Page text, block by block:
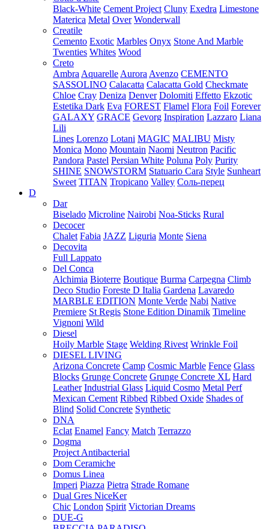
Black-White Cement Project Cluny Exedra Limestone
Materica Metal Over Wonderwall
Creatile
Cemento Exotic Marbles Onyx Stone And Marble
Twenties Whites Wood
Creto
Ambra Aquarelle Aurora Avenzo CEMENTO
SASSOLINO Calacatta Calacatta Gold Checkmate
Chloe Cray Deniza Denver Dolomiti Effetto Ekzotic
Estetika Dark Eva FOREST Flamel Flora Foil Forever
GALAXY GRACE Gevorg Inspiration Lazzaro Liana
Lili
Lines Lorenzo Lotani MAGIC MALIBU Misty
Monica Mono Mountain Naomi Neutron Pacific
Pandora Pastel Persian White Poluna Poly Purity
SHINE SNOWSTORM Statuario Cara Style Sunheart
Sweet TITAN Tropicano Valley Соль-перец
D
Dar
Biselado Microline Nairobi Noa-Sticks Rural
Decocer
Chalet Fabia JAZZ Liguria Monte Siena
Decovita
Full Lappato
Del Conca
Alchimia Bioterre Boutique Burma Carpegna Climb
Deco Studio Foreste D Italia Gardena Lavaredo
MARBLE EDITION Monte Verde Nabi Native
Premiere St Regis Stone Edition Dinamik Timeline
Vignoni Wild
Diesel
Hoily Marble Stage Welding Rivest Wrinkle Foil
DIESEL LIVING
Arizona Concrete Camp Cosmic Marble Fence Glass
Blocks Grunge Concrete Grunge Concrete XL Hard
Leather Industrial Glass Liquid Cosmo Metal Perf
Mexican Cement Ribbed Ribbed Oxide Shades of
Blind Solid Concrete Synthetic
DNA
Eclat Enamel Fancy Match Terrazzo
Dogma
Project Antibacterial
Dom Ceramiche
Domus Linea
Imperi Piazza Pietra Strade Romane
Dual Gres NiceKer
Chic London Spirit Victorian Dreams
DUE-G